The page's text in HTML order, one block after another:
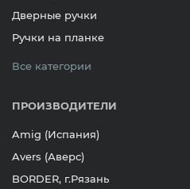
Дверные ручки
Ручки на планке
Все категории
ПРОИЗВОДИТЕЛИ
Amig (Испания)
Avers (Аверс)
BORDER, г.Рязань